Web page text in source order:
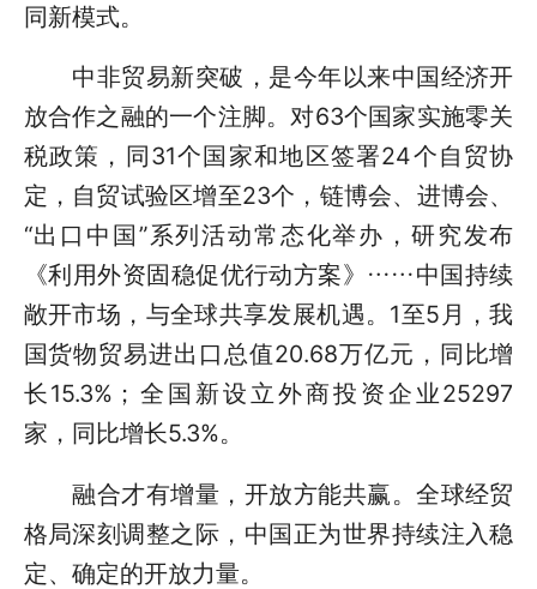
同新模式。
中非贸易新突破，是今年以来中国经济开
放合作之融的一个注脚。对63个国家实施零关
税政策，同31个国家和地区签署24个自贸协
定，自贸试验区增至23个，链博会、进博会、
“出口中国”系列活动常态化举办，研究发布
《利用外资固稳促优行动方案》……中国持续
敞开市场，与全球共享发展机遇。1至5月，我
国货物贸易进出口总值20.68万亿元，同比增
长15.3%；全国新设立外商投资企业25297
家，同比增长5.3%。
融合才有增量，开放方能共赢。全球经贸
格局深刻调整之际，中国正为世界持续注入稳
定、确定的开放力量。